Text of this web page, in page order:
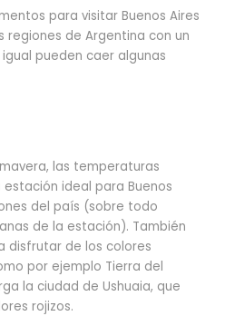
para visitar Buenos Aires
de Argentina con un
pueden caer algunas
las temperaturas
ideal para Buenos
del país (sobre todo
de la estación). También
disfrutar de los colores
por ejemplo Tierra del
la ciudad de Ushuaia, que
rojizos.